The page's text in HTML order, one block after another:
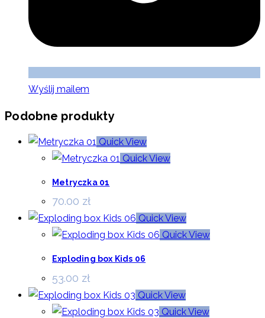
Wyślij mailem
Podobne produkty
Quick View
Quick View
Metryczka 01
70.00 zł
Quick View
Quick View
Exploding box Kids 06
53.00 zł
Quick View
Quick View